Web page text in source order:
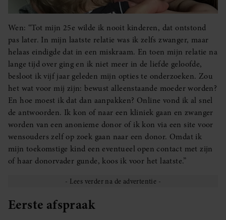
Wen: “Tot mijn 25e wilde ik nooit kinderen, dat ontstond
pas later. In mijn laatste relatie was ik zelfs zwanger, maar
helaas eindigde dat in een miskraam. En toen mijn relatie na
lange tijd over ging en ik niet meer in de liefde geloofde,
besloot ik vijf jaar geleden mijn opties te onderzoeken. Zou
het wat voor mij zijn: bewust alleenstaande moeder worden?
En hoe moest ik dat dan aanpakken? Online vond ik al snel
de antwoorden. Ik kon of naar een kliniek gaan en zwanger
worden van een anonieme donor of ik kon via een site voor
wensouders zelf op zoek gaan naar een donor. Omdat ik
mijn toekomstige kind een eventueel open contact met zijn
of haar donorvader gunde, koos ik voor het laatste.”
Eerste afspraak